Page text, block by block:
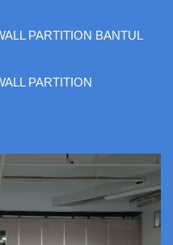
PARTITION BANTUL
PARTITION